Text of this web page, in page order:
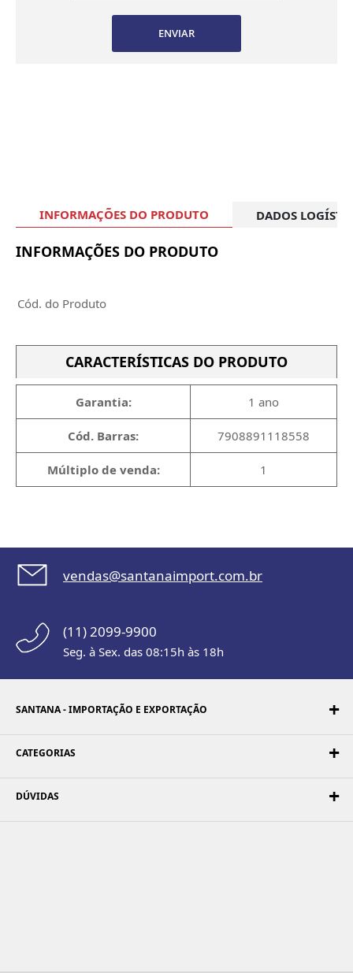
ENVIAR
INFORMAÇÕES DO PRODUTO DADOS
INFORMAÇÕES DO PRODUTO
Cód. do Produto
CARACTERÍSTICAS DO PRODUTO
Garantia: 1 ano
Cód. Barras: 7908891118558
Múltiplo de venda: 1
vendas@santanaimport.com.br
(11) 2099-9900
Seg. à Sex. das 08:15h às 18h
SANTANA - IMPORTAÇÃO E EXPORTAÇÃO
CATEGORIAS
DÚVIDAS